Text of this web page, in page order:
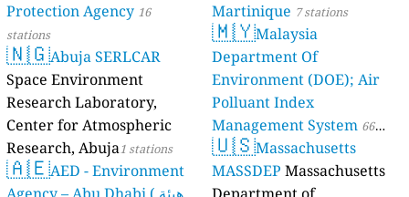
Protection Agency 16
stations
🇳🇬Abuja SERLCAR
Space Environment
Research Laboratory,
Center for Atmospheric
Research, Abuja1 stations
🇦🇪AED - Environment
Martinique 7 stations
🇲🇾Malaysia
Department Of
Environment (DOE); Air
Polluant Index
Management System 66
stations
🇺🇸Massachusetts
MASSDEP Massachusetts